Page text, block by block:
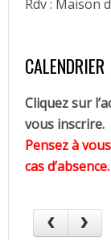
Rdv : Maison
CALENDRIER
Cliquez sur
vous inscrire.
Pensez à
cas d’absence.